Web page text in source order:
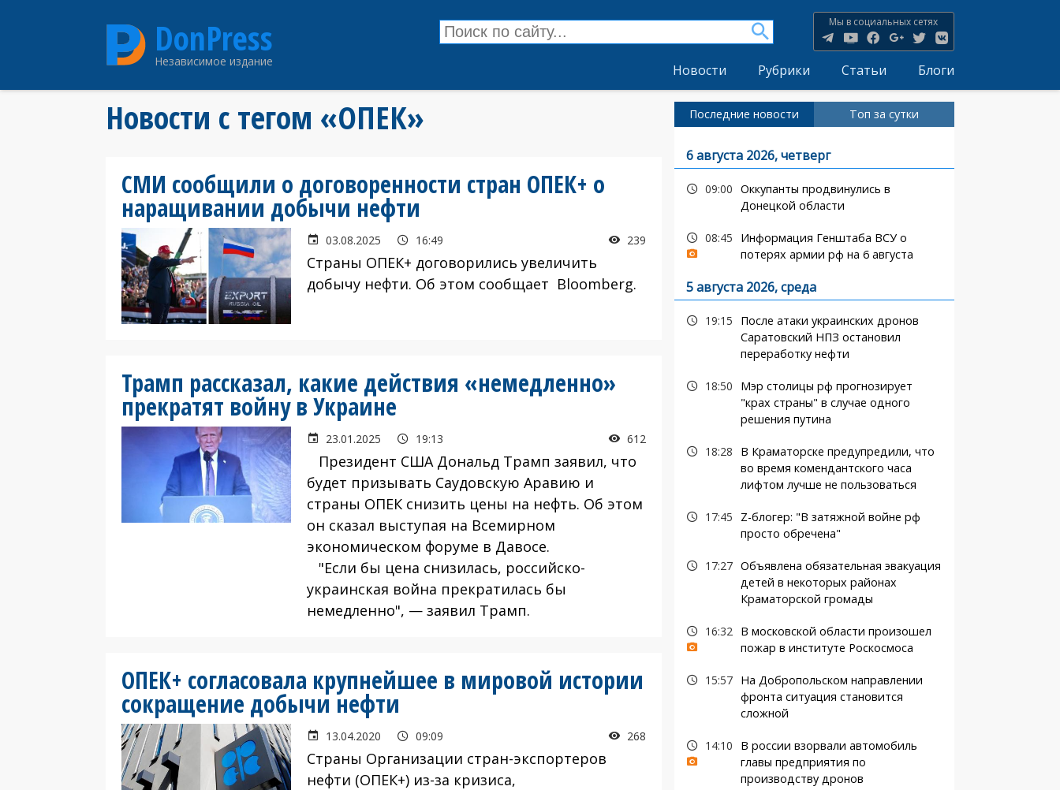
DonPress
Независимое издание
Мы в социальных сетях
Новости Рубрики Статьи Блоги
Новости с тегом «ОПЕК»
СМИ сообщили о договоренности стран ОПЕК+ о
наращивании добычи нефти
03.08.2025 16:49 239
Страны ОПЕК+ договорились увеличить
добычу нефти. Об этом сообщает Bloomberg.
Трамп рассказал, какие действия «немедленно»
прекратят войну в Украине
23.01.2025 19:13 612
Президент США Дональд Трамп заявил, что
будет призывать Саудовскую Аравию и
страны ОПЕК снизить цены на нефть. Об этом
он сказал выступая на Всемирном
экономическом форуме в Давосе.
"Если бы цена снизилась, российско-
украинская война прекратилась бы
немедленно", — заявил Трамп.
ОПЕК+ согласовала крупнейшее в мировой истории
сокращение добычи нефти
13.04.2020 09:09 268
Страны Организации стран-экспортеров
нефти (ОПЕК+) из-за кризиса,
Последние новости Топ за сутки
6 августа 2026, четверг
09:00 Оккупанты продвинулись в
Донецкой области
08:45
Информация Генштаба ВСУ о
потерях армии рф на 6 августа
5 августа 2026, среда
19:15
После атаки украинских дронов
Саратовский НПЗ остановил
переработку нефти
18:50
Мэр столицы рф прогнозирует
"крах страны" в случае одного
решения путина
18:28
В Краматорске предупредили, что
во время комендантского часа
лифтом лучше не пользоваться
17:45
Z-блогер: "В затяжной войне рф
просто обречена"
17:27 Объявлена обязательная эвакуация
детей в некоторых районах
Краматорской громады
16:32
В московской области произошел
пожар в институте Роскосмоса
15:57
На Добропольском направлении
фронта ситуация становится
сложной
14:10
В россии взорвали автомобиль
главы предприятия по
производству дронов